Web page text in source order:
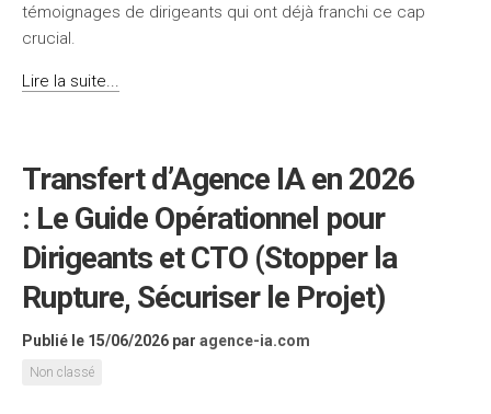
témoignages de dirigeants qui ont déjà franchi ce cap
crucial.
Lire la suite...
Transfert d’Agence IA en 2026
: Le Guide Opérationnel pour
Dirigeants et CTO (Stopper la
Rupture, Sécuriser le Projet)
Publié le 15/06/2026 par agence-ia.com
Non classé